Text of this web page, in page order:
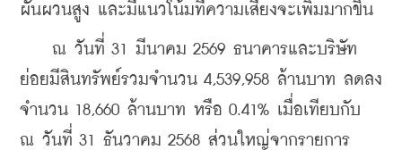
ผันผวนสูง และมีแนวโน้มที่ความเสี่ยงจะเพิ่มมากขึ้น
ณ วันที่ 31 มีนาคม 2569 ธนาคารและบริษัท
ย่อยมีสินทรัพย์รวมจำนวน 4,539,958 ล้านบาท ลดลง
จำนวน 18,660 ล้านบาท หรือ 0.41% เมื่อเทียบกับ
ณ วันที่ 31 ธันวาคม 2568 ส่วนใหญ่จากรายการ